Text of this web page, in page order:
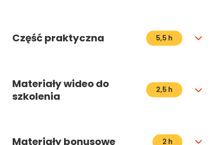
Część praktyczna 5,5 h
Materiały wideo do
szkolenia
2,5 h
Materiały bonusowe 2 h